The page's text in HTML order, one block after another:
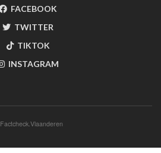
FACEBOOK
TWITTER
TIKTOK
INSTAGRAM
Factcheck.Vlaanderen